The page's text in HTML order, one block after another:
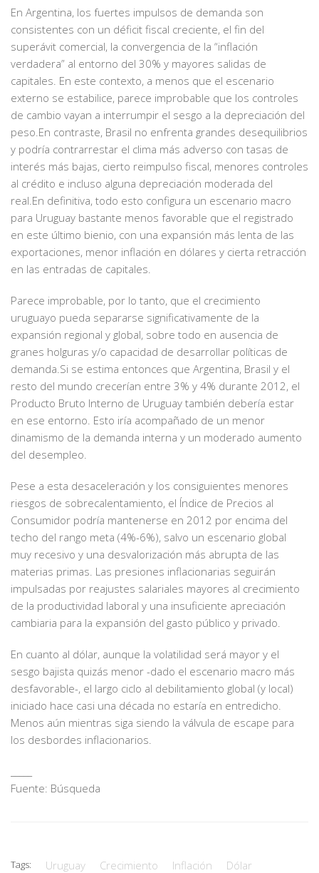
En Argentina, los fuertes impulsos de demanda son
consistentes con un déficit fiscal creciente, el fin del
superávit comercial, la convergencia de la “inflación
verdadera” al entorno del 30% y mayores salidas de
capitales. En este contexto, a menos que el escenario
externo se estabilice, parece improbable que los controles
de cambio vayan a interrumpir el sesgo a la depreciación del
peso.En contraste, Brasil no enfrenta grandes desequilibrios
y podría contrarrestar el clima más adverso con tasas de
interés más bajas, cierto reimpulso fiscal, menores controles
al crédito e incluso alguna depreciación moderada del
real.En definitiva, todo esto configura un escenario macro
para Uruguay bastante menos favorable que el registrado
en este último bienio, con una expansión más lenta de las
exportaciones, menor inflación en dólares y cierta retracción
en las entradas de capitales.
Parece improbable, por lo tanto, que el crecimiento
uruguayo pueda separarse significativamente de la
expansión regional y global, sobre todo en ausencia de
granes holguras y/o capacidad de desarrollar políticas de
demanda.Si se estima entonces que Argentina, Brasil y el
resto del mundo crecerían entre 3% y 4% durante 2012, el
Producto Bruto Interno de Uruguay también debería estar
en ese entorno. Esto iría acompañado de un menor
dinamismo de la demanda interna y un moderado aumento
del desempleo.
Pese a esta desaceleración y los consiguientes menores
riesgos de sobrecalentamiento, el Índice de Precios al
Consumidor podría mantenerse en 2012 por encima del
techo del rango meta (4%-6%), salvo un escenario global
muy recesivo y una desvalorización más abrupta de las
materias primas. Las presiones inflacionarias seguirán
impulsadas por reajustes salariales mayores al crecimiento
de la productividad laboral y una insuficiente apreciación
cambiaria para la expansión del gasto público y privado.
En cuanto al dólar, aunque la volatilidad será mayor y el
sesgo bajista quizás menor -dado el escenario macro más
desfavorable-, el largo ciclo al debilitamiento global (y local)
iniciado hace casi una década no estaría en entredicho.
Menos aún mientras siga siendo la válvula de escape para
los desbordes inflacionarios.
Fuente: Búsqueda
Tags: Uruguay Crecimiento Inflación Dólar